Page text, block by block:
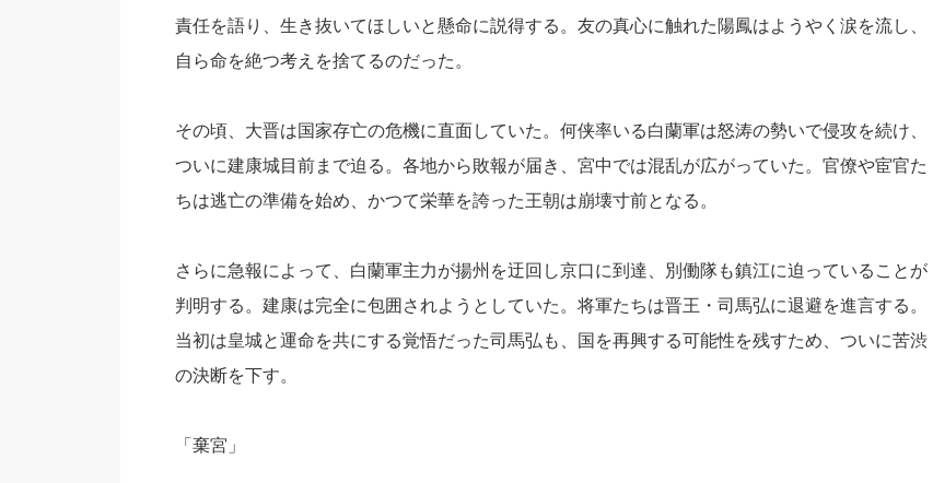
責任を語り、生き抜いてほしいと懸命に説得する。友の真心に触れた陽鳳はようやく涙を流し、
自ら命を絶つ考えを捨てるのだった。
その頃、大晋は国家存亡の危機に直面していた。何侠率いる白蘭軍は怒涛の勢いで侵攻を続け、
ついに建康城目前まで迫る。各地から敗報が届き、宮中では混乱が広がっていた。官僚や宦官た
ちは逃亡の準備を始め、かつて栄華を誇った王朝は崩壊寸前となる。
さらに急報によって、白蘭軍主力が揚州を迂回し京口に到達、別働隊も鎮江に迫っていることが
判明する。建康は完全に包囲されようとしていた。将軍たちは晋王・司馬弘に退避を進言する。
当初は皇城と運命を共にする覚悟だった司馬弘も、国を再興する可能性を残すため、ついに苦渋
の決断を下す。
「棄宮」